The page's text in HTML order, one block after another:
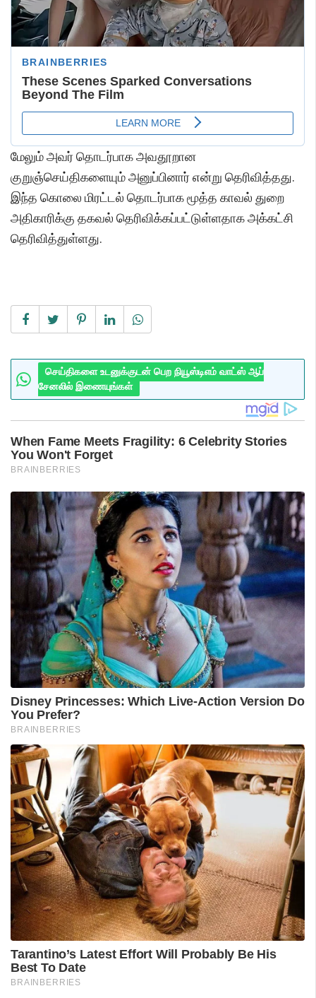
மேலும் அவர் தொடர்பாக அவதூறான
குறுஞ்செய்திகளையும் அனுப்பினார் என்று தெரிவித்தது.
இந்த கொலை மிரட்டல் தொடர்பாக மூத்த காவல் துறை
அதிகாரிக்கு தகவல் தெரிவிக்கப்பட்டுள்ளதாக அக்கட்சி
தெரிவித்துள்ளது.
செய்திகளை உடனுக்குடன் பெற நியூஸ்டிஎம் வாட்ஸ் ஆப்
சேனலில் இணையுங்கள்